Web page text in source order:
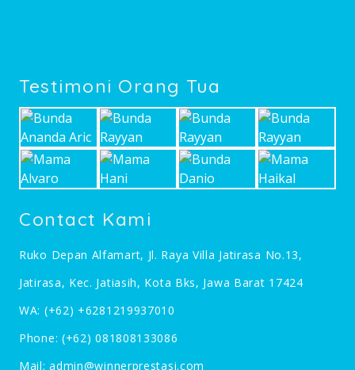
Testimoni Orang Tua
Contact Kami
Ruko Depan Alfamart, Jl. Raya Villa Jatirasa No.13,
Jatirasa, Kec. Jatiasih, Kota Bks, Jawa Barat 17424
WA: (+62) +6281219937010
Phone: (+62) 081808133086
Mail:admin@winnerprestasi.com